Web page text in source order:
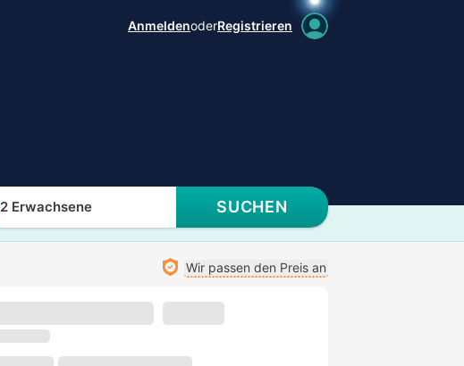
AnmeldenoderRegistrieren
2 Erwachsene SUCHEN
Wir passen den Preis an